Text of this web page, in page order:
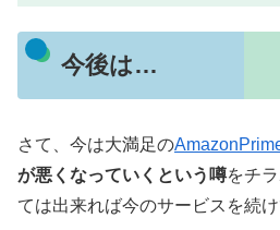
今後は…
さて、今は大満足の
が悪くなっていくという噂をチ
ては出来れば今のサービスを続